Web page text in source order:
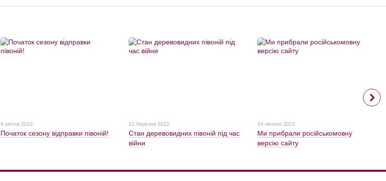
4 квітня 2022
Початок сезону відправки півоній!
21 березня 2022
Стан деревовидних півоній під час
війни
24 лютого 2022
Ми прибрали російськомовну
версію сайту